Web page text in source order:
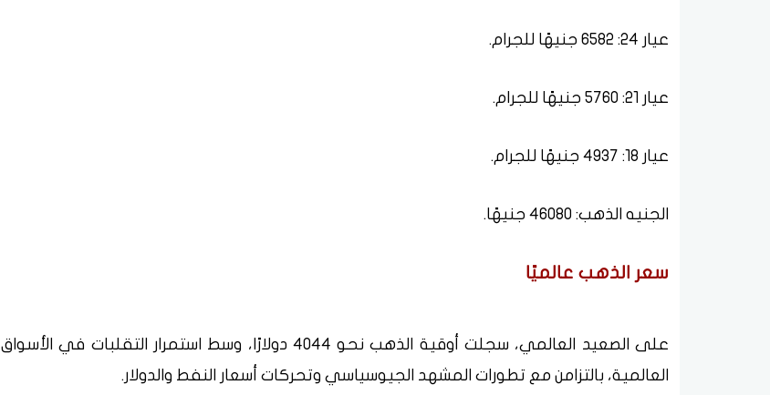
عيار 24: 6582 جنيهًا للجرام.
عيار 21: 5760 جنيهًا للجرام.
عيار 18: 4937 جنيهًا للجرام.
الجنيه الذهب: 46080 جنيهًا.
سعر الذهب عالميًا
على الصعيد العالمي، سجلت أوقية الذهب نحو 4044 دولارًا، وسط استمرار التقلبات في الأسواق
العالمية، بالتزامن مع تطورات المشهد الجيوسياسي وتحركات أسعار النفط والدولار.